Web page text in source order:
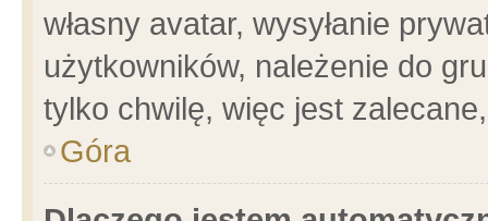
własny avatar, wysyłanie
użytkowników, należenie do
tylko chwilę, więc jest
Góra